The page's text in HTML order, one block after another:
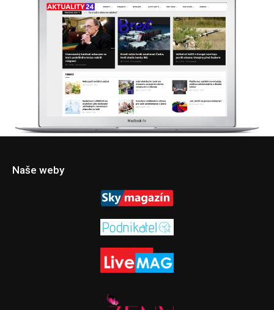
Naše weby